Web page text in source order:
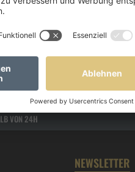
Ab231,20 €*
Details
VON 24H
NEWSLETTER